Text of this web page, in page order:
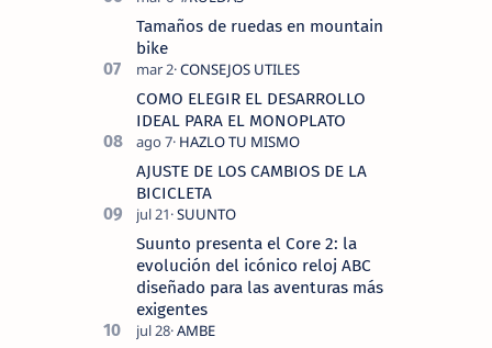
Tamaños de ruedas en mountain
bike
COMO ELEGIR EL DESARROLLO
IDEAL PARA EL MONOPLATO
AJUSTE DE LOS CAMBIOS DE LA
BICICLETA
Suunto presenta el Core 2: la
evolución del icónico reloj ABC
diseñado para las aventuras más
exigentes